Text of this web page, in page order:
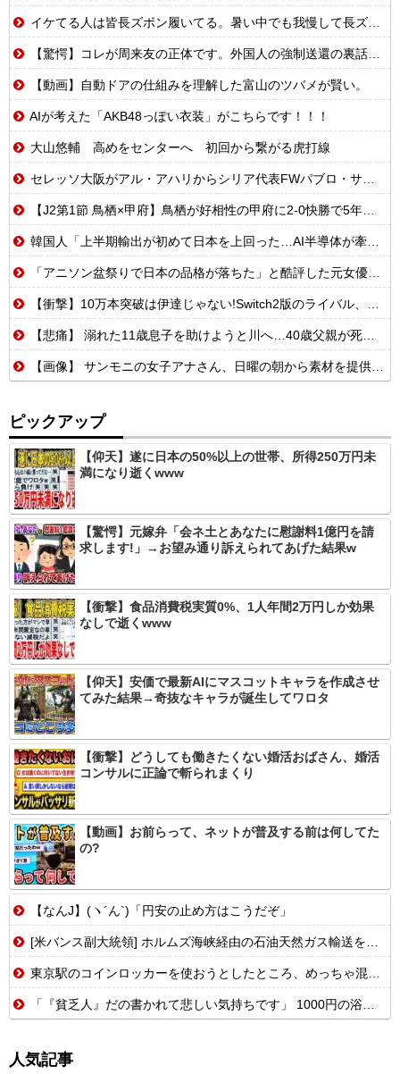
イケてる人は皆長ズボン履いてる。暑い中でも我慢して長ズボン履いてる。半ズボンはモテ無い。厳しいって
【驚愕】コレが周来友の正体です。外国人の強制送還の裏話を聞いて鳥肌が立ちました…
【動画】自動ドアの仕組みを理解した富山のツバメが賢い。
AIが考えた「AKB48っぽい衣装」がこちらです！！！
大山悠輔 高めをセンターへ 初回から繋がる虎打線
セレッソ大阪がアル・アハリからシリア代表FWパブロ・サバックを獲得へ 2025年のKリーグ得点王
【J2第1節 鳥栖×甲府】鳥栖が好相性の甲府に2-0快勝で5年ぶり開幕白星！田中雄大は古巣に恩返しPK弾
韓国人「上半期輸出が初めて日本を上回った…AI半導体が牽引で今年も4位狙える」
「アニソン盆祭りで日本の品格が落ちた」と酷評した元女優、「あんたが品格を語るのかよ！」と総ツッコミを食らってしまい……
【衝撃】10万本突破は伊達じゃない!Switch2版のライバル、まさかのSwitch版だったw
【悲痛】 溺れた11歳息子を助けようと川へ…40歳父親が死亡 息子は母親が救助 愛知
【画像】 サンモニの女子アナさん、日曜の朝から素材を提供してしまう
ピックアップ
【仰天】遂に日本の50%以上の世帯、所得250万円未
満になり逝くwww
【驚愕】元嫁弁「会ネ土とあなたに慰謝料1億円を請
求します!」→お望み通り訴えられてあげた結果w
【衝撃】食品消費税実質0%、1人年間2万円しか効果
なしで逝くwww
【仰天】安価で最新AIにマスコットキャラを作成させ
てみた結果→奇抜なキャラが誕生してワロタ
【衝撃】どうしても働きたくない婚活おばさん、婚活
コンサルに正論で斬られまくり
【動画】お前らって、ネットが普及する前は何してた
の?
【なんJ】(ヽ´ん`)「円安の止め方はこうだぞ」
[米バンス副大統領] ホルムズ海峡経由の石油天然ガス輸送を戦闘前の水準に戻す事を表明！
東京駅のコインロッカーを使おうとしたところ、めっちゃ混んでいるなか、鍵が...
「『貧乏人』だの書かれて悲しい気持ちです」 1000円の浴衣を楽しむ和装愛好家 涼やかな着こなしに寄せられた心ない声
人気記事